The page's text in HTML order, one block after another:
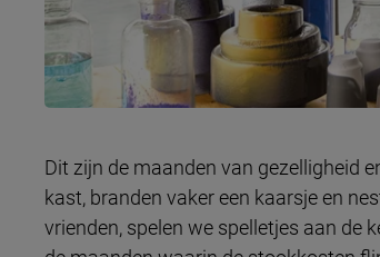
Dit zijn de maanden van gezelligheid
kast, branden vaker een kaarsje en
vrienden, spelen we spelletjes aan de